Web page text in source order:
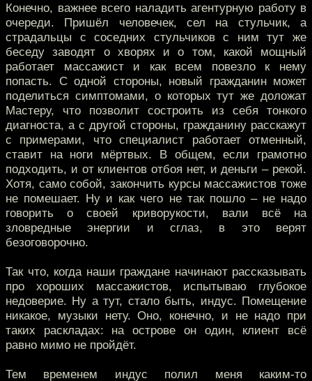
Конечно, важнее всего наладить агентурную работу в
очереди. Пришёл человечек, сел на стульчик, а
страдальцы с соседних стульчиков с ним тут же
беседу заводят о хворях и о том, какой мощный
работает массажист и как всем повезло к нему
попасть. С одной стороны, новый гражданин может
поделиться симптомами, о которых тут же доложат
Мастеру, что позволит состроить из себя тонкого
диагноста, а с другой стороны, гражданину расскажут
с примерами, что специалист работает отменный,
ставит на ноги мёртвых. В общем, если грамотно
подходить, и от клиентов отбоя нет, и деньги – рекой.
Хотя, само собой, закончить курсы массажистов тоже
не помешает. Ну и как чего не так пошло – не надо
говорить о своей криворукости, вали всё на
зловредные энергии и сглаз, в это верят
безоговорочно.
Так что, когда наши граждане начинают рассказывать
про хороших массажистов, испытываю глубокое
недоверие. Ну а тут, стало быть, индус. Помещение
никакое, музыки нету. Оно, конечно, и не надо при
таких раскладах: на острове он один, клиент всё
равно мимо не пройдёт.
Тем временем индус полил меня каким-то